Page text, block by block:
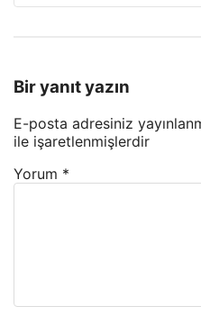
Bir yanıt yazın
E-posta adresiniz
ile işaretlenmişlerdir
Yorum *